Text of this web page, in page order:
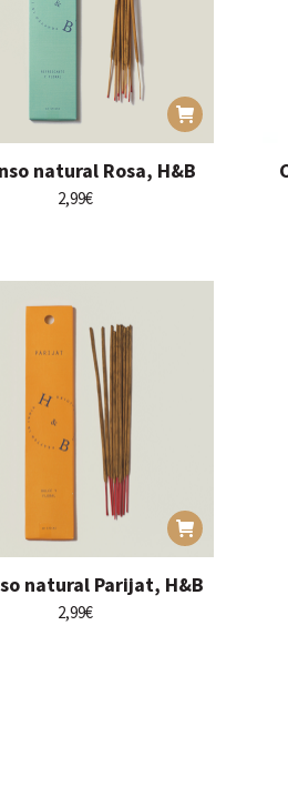
natural Rosa, H&B
2,99€
natural Parijat, H&B
2,99€